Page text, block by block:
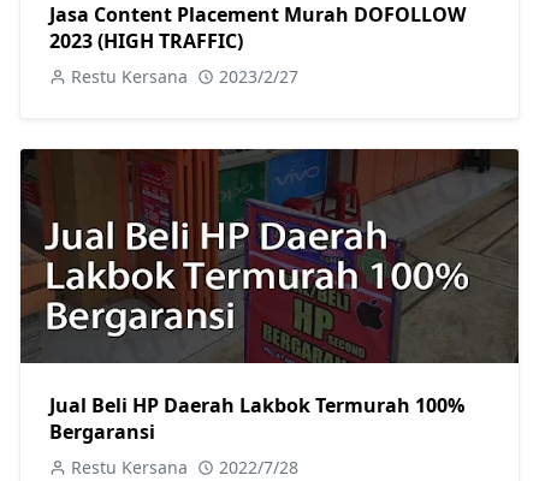
Jasa Content Placement Murah DOFOLLOW
2023 (HIGH TRAFFIC)
Restu Kersana 2023/2/27
Jual Beli HP Daerah Lakbok Termurah 100%
Bergaransi
Restu Kersana 2022/7/28